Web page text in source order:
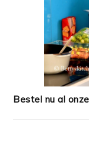
Bestel nu al